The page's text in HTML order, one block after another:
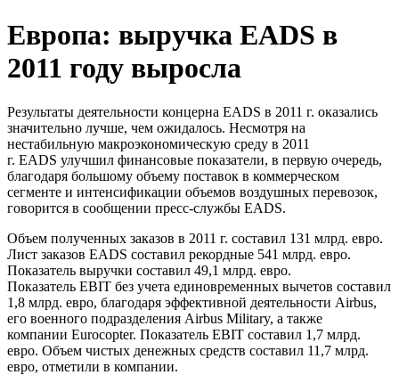
Европа: выручка EADS в
2011 году выросла
Результаты деятельности концерна EADS в 2011 г. оказались
значительно лучше, чем ожидалось. Несмотря на
нестабильную макроэкономическую среду в 2011
г. EADS улучшил финансовые показатели, в первую очередь,
благодаря большому объему поставок в коммерческом
сегменте и интенсификации объемов воздушных перевозок,
говорится в сообщении пресс-службы EADS.
Объем полученных заказов в 2011 г. составил 131 млрд. евро.
Лист заказов EADS составил рекордные 541 млрд. евро.
Показатель выручки составил 49,1 млрд. евро.
Показатель EBIT без учета единовременных вычетов составил
1,8 млрд. евро, благодаря эффективной деятельности Airbus,
его военного подразделения Airbus Military, а также
компании Eurocopter. Показатель EBIT составил 1,7 млрд.
евро. Объем чистых денежных средств составил 11,7 млрд.
евро, отметили в компании.